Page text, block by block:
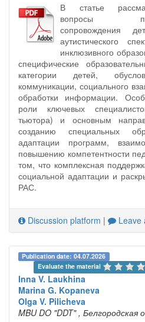
В статье
вопросы
сопровождения
аутистического
инклюзивного
специфические
категории детей,
коммуникации, социального
обработки информации.
роли ключевых
тьютора) и основным
созданию специальных
адаптации программ,
повышению компетентности
том, что комплексная
социальной адаптации и
РАС.
Discussion platform | Leave
Publication date: 04.07.2026
Evaluate the material
Inna V. Laukhina
Marina G. Kopaneva
Olga V. Pilicheva
MBU DO "DDT" , Белгородская